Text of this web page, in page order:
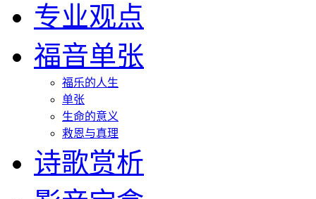
专业观点
福音单张
福乐的人生
单张
生命的意义
救恩与真理
诗歌赏析